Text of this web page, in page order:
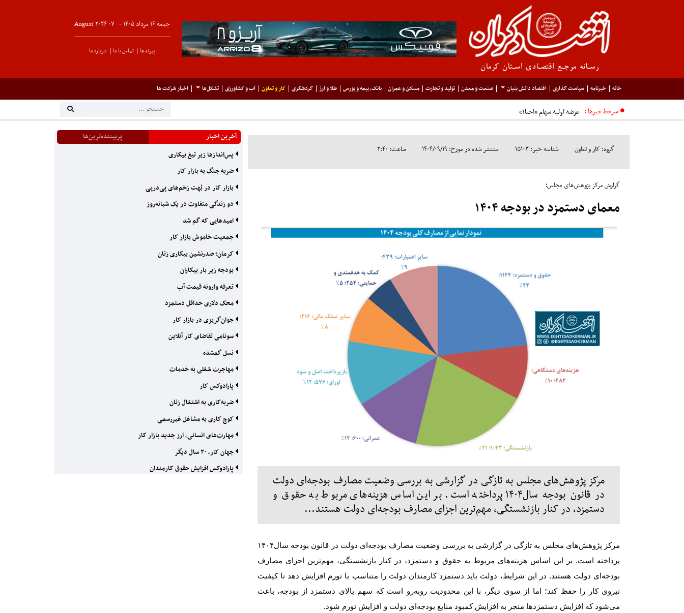
جمعه ۱۶ مرداد ۱۴۰۵ - ۰۷August۲۰۲۶
پیوندها تماس با ما درباره ما
خانه خبرنامه سیاست گذاری اقتصاد دانش بنیان صنعت و معدن تولید و تجارت مسکن و عمران بانک، بیمه و بورس طلا و ارز گردشگری کار و تعاون آب و کشاورزی تشکل‌ها اخبار شرکت ها
سرخط خبرها :
گروه: کار و تعاون شناسه خبر: ۱۵۱۰۳ منتشر شده در مورخ: ۱۴۰۴/۰۹/۱۹ ساعت: ۲:۴۰
گزارش مرکز پژوهش‌های مجلس؛
معمای دستمزد در بودجه ۱۴۰۴
مرکز پژوهش‌های مجلس به تازگی در گزارشی به بررسی وضعیت مصارف بودجه‌ای دولت
در قانون بودجه سال۱۴۰۴ پرداخته است. بر این اساس هزینه‌های مربوط به حقوق و
دستمزد، در کنار بازنشستگی، مهم‌ترین اجزای مصارف بودجه‌ای دولت هستند...
مرکز پژوهش‌های مجلس به تازگی در گزارشی به بررسی وضعیت مصارف بودجه‌ای دولت در قانون بودجه سال۱۴۰۴
پرداخته است. بر این اساس هزینه‌های مربوط به حقوق و دستمزد، در کنار بازنشستگی، مهم‌ترین اجزای مصارف
بودجه‌ای دولت هستند. در این شرایط، دولت باید دستمزد کارمندان دولت را متناسب با تورم افزایش دهد تا کیفیت
نیروی کار را حفظ کند؛ اما از سوی دیگر، با این محدودیت روبه‌رو است که سهم بالای دستمزد از بودجه، باعث
می‌شود که افزایش دستمزدها منجر به افزایش کمبود منابع بودجه‌ای دولت و افزایش تورم شود.
آخرین اخبار
پربیننده‌ترین‌ها
پس‌اندازها زیر تیغ بیکاری
ضربه جنگ به بازار کار
بازار کار در بُهت زخم‌های پی‌درپی
دو زندگی متفاوت در یک شبانه‌روز
امیدهایی که گم شد
جمعیت خاموش بازار کار
کرمان؛ صدرنشین بیکاری زنان
بودجه زیر بار بیکاران
تعرفه وارونه قیمت آب
محک دلاری حداقل دستمزد
جوان‌گریزی در بازار کار
سونامی تقاضای کار آنلاین
نسل گمشده
مهاجرت شغلی به خدمات
پارادوکس کار
ضربه‌کاری به اشتغال زنان
کوچ کاری به مشاغل غیررسمی
مهارت‌های انسانی، ارز جدید بازار کار
جهان کار، ۲۰ سال دیگر
پارادوکس افزایش حقوق کارمندان